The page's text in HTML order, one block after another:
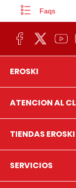
Faqs
EROSKI
ATENCION AL
TIENDAS EROSKI
SERVICIOS